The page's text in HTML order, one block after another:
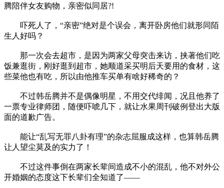
腾陪伴女友购物，亲密似同居?!
吓死人了，“亲密”绝对是个误会，离开卧房他们就形同陌
生人好吗？
那一次会去超市，是因为两家父母突击来访，挟著他们吃
饭兼逛街，刚好逛到超市，她顺道采买明后天要用的食材，这
些菜他也有吃，所以由他推车买单有啥好稀奇的？
不过韩岳腾并不是偶像明星，不用交代绯闻，况且他养了
一票专业律师团，随便吓唬几下，就让水果周刊破例登出大版
面的道歉广告。
能让“乱写无罪八卦有理”的杂志屈服成这样，也算韩岳腾
让人望尘莫及的实力了！
不过这件事倒在两家长辈间造成不小的混乱，他不对外公
开婚姻的态度这下长辈们全知道了——